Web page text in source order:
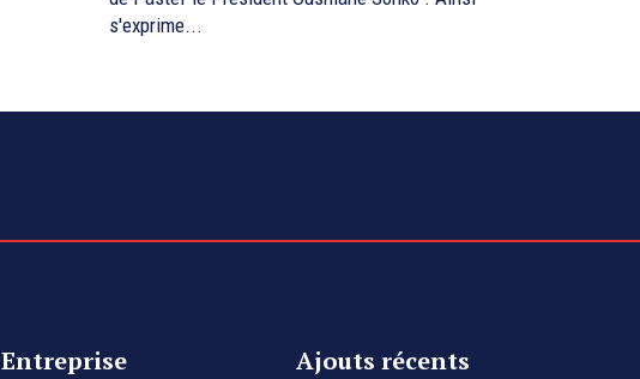
s'exprime...
Entreprise Ajouts récents